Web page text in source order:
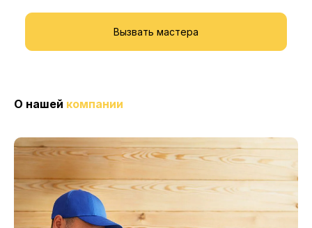
Вызвать мастера
О нашей компании